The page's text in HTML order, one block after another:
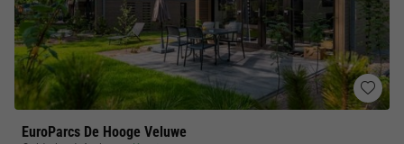
EuroParcs De Hooge Veluwe